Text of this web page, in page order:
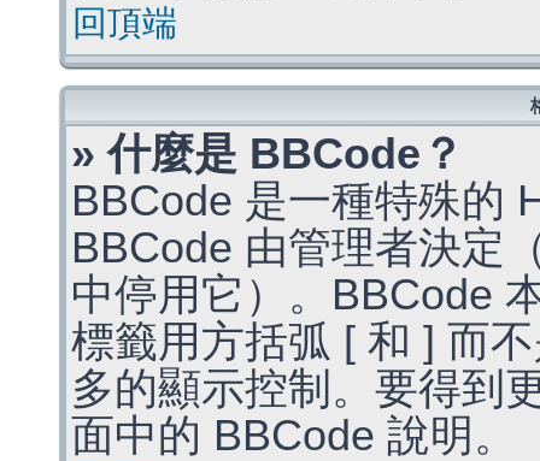
回頂端
» 什麼是 BBCode？
BBCode 是一種特殊的
BBCode 由管理者決定
中停用它）。BBCode
標籤用方括弧 [ 和 ] 而
多的顯示控制。要得到
面中的 BBCode 說明。